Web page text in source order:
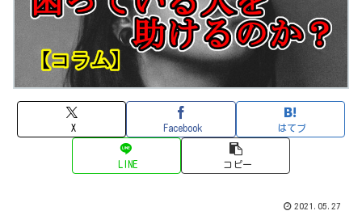
X Facebook はてブ
LINE コピー
2021.05.27